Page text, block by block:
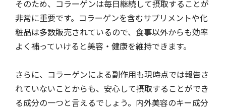
そのため、コラーゲンは毎日継続して摂取することが
非常に重要です。コラーゲンを含むサプリメントや化
粧品は多数販売されているので、食事以外からも効率
よく補っていけると美容・健康を維持できます。
さらに、コラーゲンによる副作用も現時点では報告さ
れていないことからも、安心して摂取することができ
る成分の一つと言えるでしょう。内外美容のキー成分